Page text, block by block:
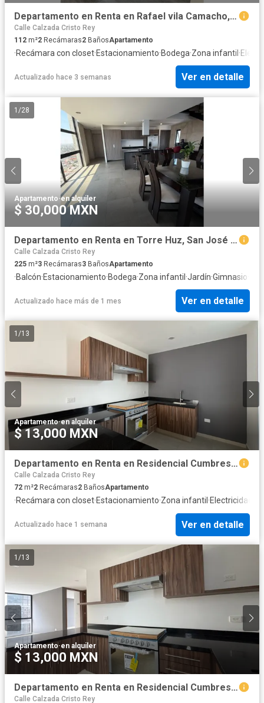
Departamento en Renta en Rafael vila Camacho, Puebla
Calle Calzada Cristo Rey
112 m²2 Recámaras2 BañosApartamento
·Recámara con closet·Estacionamiento·Bodega·Zona infantil ·
Actualizado hace 3 semanas Ver en detalle
1 /28
Apartamento·en alquiler
$ 30,000 MXN
Departamento en Renta en Torre Huz, San José del Puente, Puebla
Calle Calzada Cristo Rey
225 m²3 Recámaras3 BañosApartamento
·Balcón·Estacionamiento·Bodega·Zona infantil ·Jardín·Gimnasio
Actualizado hace más de 1 mes Ver en detalle
1 /13
Apartamento·en alquiler
$ 13,000 MXN
Departamento en Renta en Residencial Cumbres de La Paz, Puebla
Calle Calzada Cristo Rey
72 m²2 Recámaras2 BañosApartamento
·Recámara con closet·Estacionamiento·Zona infantil ·Electricidad
Actualizado hace 1 semana Ver en detalle
1 /13
Apartamento·en alquiler
$ 13,000 MXN
Departamento en Renta en Residencial Cumbres de La Paz, Puebla
Calle Calzada Cristo Rey